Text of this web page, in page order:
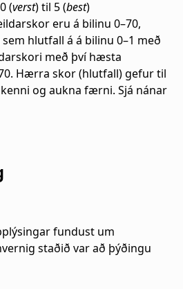
(verst) til 5 (best)
eru á bilinu 0–70,
hlutfall á á bilinu 0–1 með
með því hæsta
Hærra skor (hlutfall) gefur til
og aukna færni. Sjá nánar
fundust um
staðið var að þýðingu